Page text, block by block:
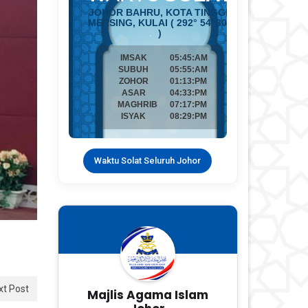
Post
Waktu Solat Seluruh Johor
Majlis Agama Islam